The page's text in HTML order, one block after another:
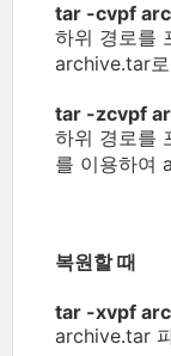
tar -cvpf
하위 경로를
archive.tar
tar -zcvpf
하위 경로를
를 이용하여
복원할 때
tar -xvpf
archive.tar